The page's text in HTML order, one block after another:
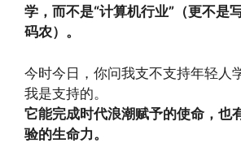
学，而不是“计算机行业”（更不是
码农）。
今时今日，你问我支不支持年轻人
我是支持的。
它能完成时代浪潮赋予的使命，也
验的生命力。